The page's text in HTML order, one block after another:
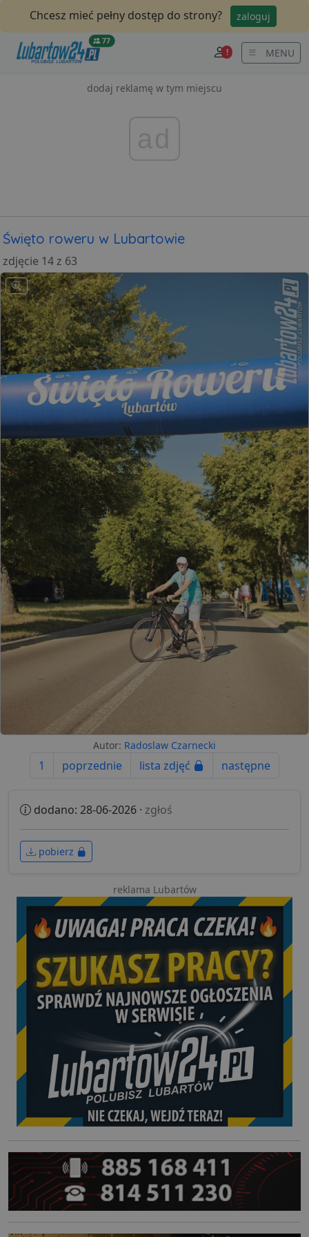
Chcesz mieć pełny dostęp do strony? zaloguj
77
! MENU
dodaj reklamę w tym miejscu
Święto roweru w Lubartowie
zdjęcie 14 z 63
Autor: Radoslaw Czarnecki
1 poprzednie lista zdjęć następne
dodano: 28-06-2026 · zgłoś
pobierz
reklama Lubartów